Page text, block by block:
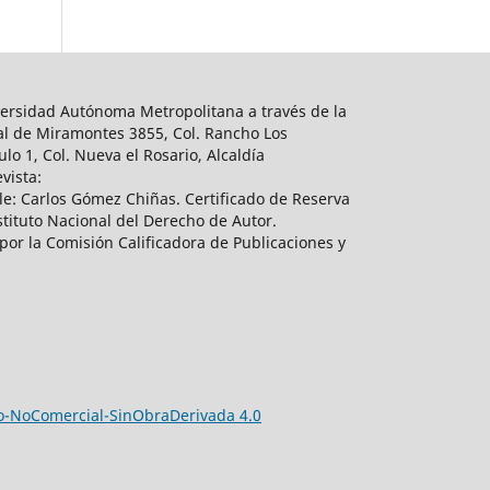
Autónoma Metropolitana a través de la
de Miramontes 3855, Col. Rancho Los
1, Col. Nueva el Rosario, Alcaldía
Carlos Gómez Chiñas. Certificado de Reserva
Nacional del Derecho de Autor.
la Comisión Calificadora de Publicaciones y
NoComercial-SinObraDerivada 4.0